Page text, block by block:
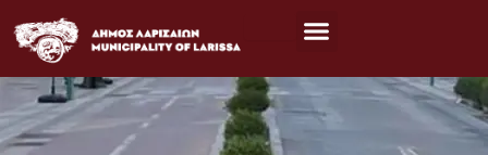
στο
περιεχόμενο